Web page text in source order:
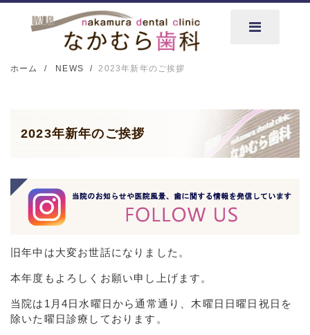
ホーム NEWS 2023年新年のご挨拶
2023年新年のご挨拶
旧年中は大変お世話になりました。
本年度もよろしくお願い申し上げます。
当院は1月4日水曜日から通常通り、木曜日日曜日祝日を
除いた曜日診療しております。